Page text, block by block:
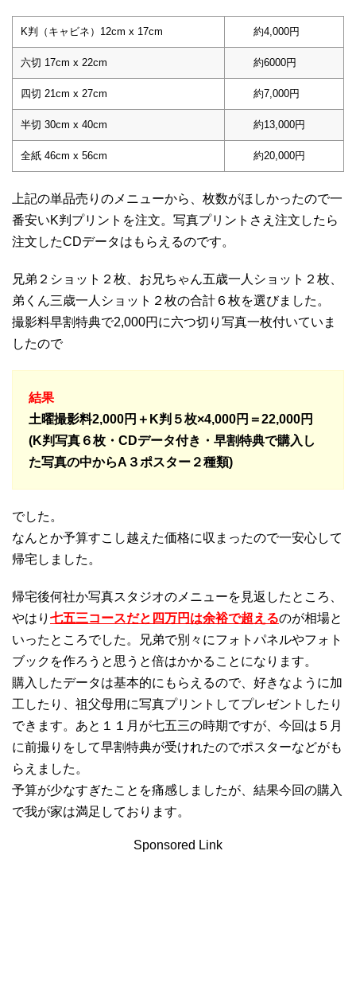
K判（キャビネ）12cm x 17cm 約4,000円
六切 17cm x 22cm 約6000円
四切 21cm x 27cm 約7,000円
半切 30cm x 40cm 約13,000円
全紙 46cm x 56cm 約20,000円
上記の単品売りのメニューから、枚数がほしかったので一
番安いK判プリントを注文。写真プリントさえ注文したら
注文したCDデータはもらえるのです。
兄弟２ショット２枚、お兄ちゃん五歳一人ショット２枚、
弟くん三歳一人ショット２枚の合計６枚を選びました。
撮影料早割特典で2,000円に六つ切り写真一枚付いていま
したので
結果
土曜撮影料2,000円＋K判５枚×4,000円＝22,000円
(K判写真６枚・CDデータ付き・早割特典で購入し
た写真の中からA３ポスター２種類)
でした。
なんとか予算すこし越えた価格に収まったので一安心して
帰宅しました。
帰宅後何社か写真スタジオのメニューを見返したところ、
やはり 七五三コースだと四万円は余裕で超えるのが相場と
いったところでした。兄弟で別々にフォトパネルやフォト
ブックを作ろうと思うと倍はかかることになります。
購入したデータは基本的にもらえるので、好きなように加
工したり、祖父母用に写真プリントしてプレゼントしたり
できます。あと１１月が七五三の時期ですが、今回は５月
に前撮りをして早割特典が受けれたのでポスターなどがも
らえました。
予算が少なすぎたことを痛感しましたが、結果今回の購入
で我が家は満足しております。
Sponsored Link